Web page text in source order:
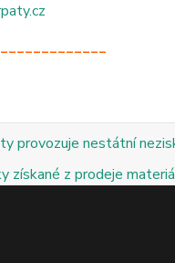
provozuje nestátní
získané z prodeje